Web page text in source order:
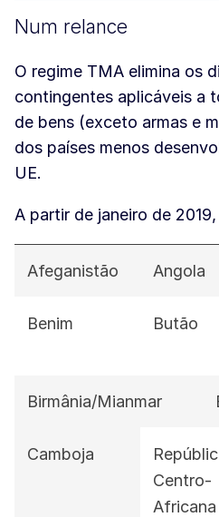
Num relance
O regime TMA elimina os
contingentes aplicáveis a
de bens (exceto armas e
dos países menos
UE.
A partir de janeiro de
Afeganistão Angola
Benim Butão
Birmânia/Mianmar
Camboja
Centro-
Africana